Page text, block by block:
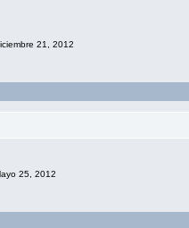
21, 2012
25, 2012